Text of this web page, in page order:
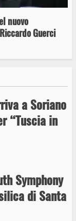
nuovo
Guerci
a Soriano
“Tuscia in
Symphony
di Santa
il Napoli
il ladro seriale